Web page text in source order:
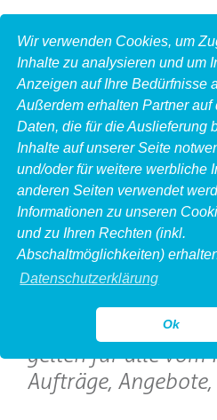
Wir verwenden Cookies, um
Inhalte zu analysieren und um
Anzeigen auf Ihre Bedürfnisse
Außerdem erhalten Partner auf
Daten, die für die Auslieferung
Inhalte auf unserer Seite
und/oder für weitere werbliche
anderen Seiten verwendet
Informationen zu unseren
und zu Ihren Rechten (inkl.
Abschaltmöglichkeiten)
Datenschutzerklärung
Ok
I. Geltung
1. Die
gelten für alle vom
Aufträge,